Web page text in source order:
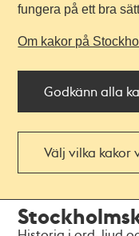
fungera på ett bra
Om kakor på
Godkänn alla
Välj vilka kakor
navigationen
huvudinnehållet